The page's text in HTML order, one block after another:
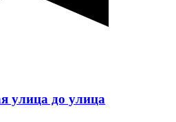
улица до улица